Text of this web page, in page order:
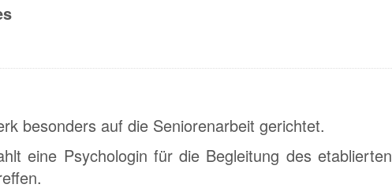
besonders auf die Seniorenarbeit gerichtet.
eine Psychologin für die Begleitung des etablierten